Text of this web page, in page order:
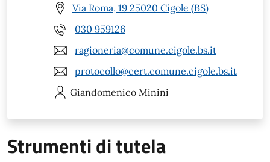
Via Roma, 19 25020 Cigole (BS)
030 959126
ragioneria@comune.cigole.bs.it
protocollo@cert.comune.cigole.bs.it
Giandomenico Minini
Strumenti di tutela